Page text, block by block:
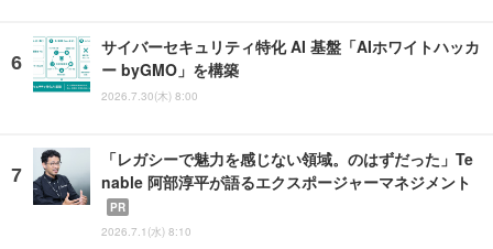
サイバーセキュリティ特化 AI 基盤「AIホワイトハッカ
ー byGMO」を構築
2026.7.30(木) 8:00
「レガシーで魅力を感じない領域。のはずだった」Te
nable 阿部淳平が語るエクスポージャーマネジメント
PR
2026.7.1(水) 8:10